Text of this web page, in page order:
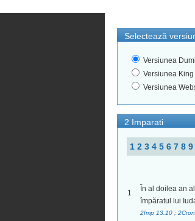
Selectează
Versiunea
Versiunea
Versiunea
2 Imparati
1 2 3 4 5 6 7 8 9
1
În al doilea an
împăratul lui
2Imp 13.10 ;